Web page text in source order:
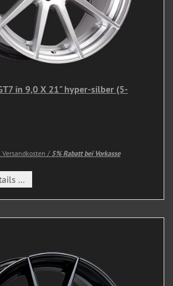
in 9,0 X 21" hyper-silber (5-
Versandkosten / 5% Rabatt bei Vorkasse
...